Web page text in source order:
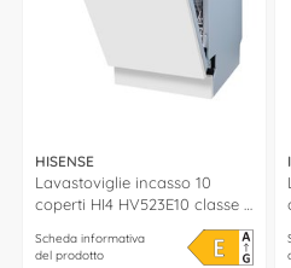
HISENSE
Lavastoviglie incasso 10
coperti HI4 HV523E10 classe E
Scheda informativa
del prodotto